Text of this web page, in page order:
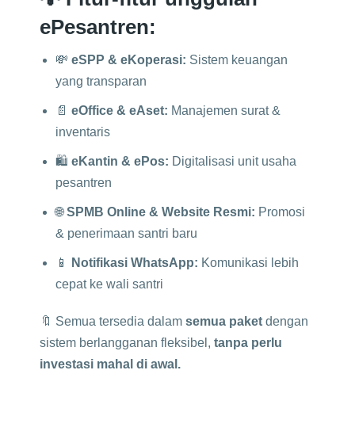
ePesantren:
💸 eSPP & eKoperasi: Sistem keuangan
yang transparan
📄 eOffice & eAset: Manajemen surat &
inventaris
🛍️ eKantin & ePos: Digitalisasi unit usaha
pesantren
🌐SPMB Online & Website Resmi: Promosi
& penerimaan santri baru
📱 Notifikasi WhatsApp: Komunikasi lebih
cepat ke wali santri
🔖 Semua tersedia dalam semua paket dengan
sistem berlangganan fleksibel, tanpa perlu
investasi mahal di awal.